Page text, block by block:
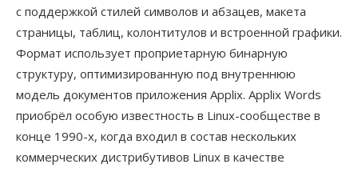
с поддержкой стилей символов и абзацев, макета
страницы, таблиц, колонтитулов и встроенной графики.
Формат использует проприетарную бинарную
структуру, оптимизированную под внутреннюю
модель документов приложения Applix. Applix Words
приобрёл особую известность в Linux-сообществе в
конце 1990-х, когда входил в состав нескольких
коммерческих дистрибутивов Linux в качестве